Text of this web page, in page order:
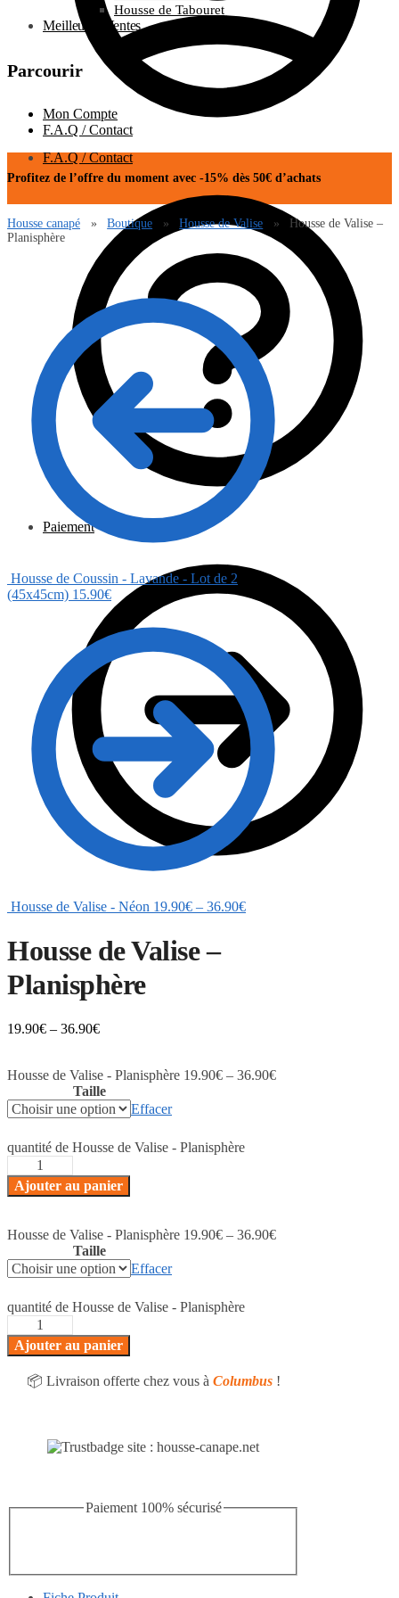
F.A.Q / Contact
Paiement
Housse de Tabouret
Meilleures Ventes
Parcourir
Mon Compte
F.A.Q / Contact
Profitez de l’offre du moment avec -15% dès 50€ d’achats
Housse canapé » Boutique » Housse de Valise »
Housse de Valise –
Planisphère
Housse de Coussin - Lavande - Lot de 2
(45x45cm) 15.90€
Housse de Valise - Néon 19.90€ – 36.90€
Housse de Valise –
Planisphère
19.90€ – 36.90€
Housse de Valise - Planisphère 19.90€ – 36.90€
Taille
Effacer
quantité de Housse de Valise - Planisphère
Ajouter au panier
Housse de Valise - Planisphère 19.90€ – 36.90€
Taille
Effacer
quantité de Housse de Valise - Planisphère
Ajouter au panier
📦 Livraison offerte chez vous à Columbus !
Paiement 100% sécurisé